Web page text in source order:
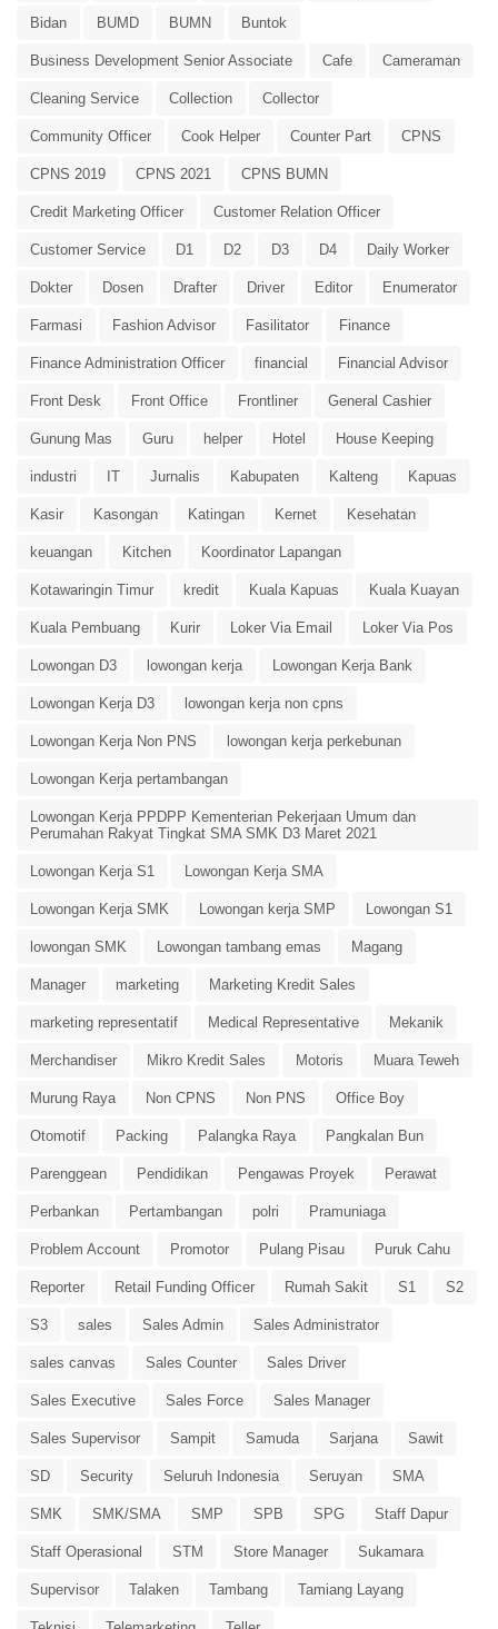
Bidan BUMD BUMN Buntok
Business Development Senior Associate Cafe Cameraman
Cleaning Service Collection Collector
Community Officer Cook Helper Counter Part CPNS
CPNS 2019 CPNS 2021 CPNS BUMN
Credit Marketing Officer Customer Relation Officer
Customer Service D1 D2 D3 D4 Daily Worker
Dokter Dosen Drafter Driver Editor Enumerator
Farmasi Fashion Advisor Fasilitator Finance
Finance Administration Officer financial Financial Advisor
Front Desk Front Office Frontliner General Cashier
Gunung Mas Guru helper Hotel House Keeping
industri IT Jurnalis Kabupaten Kalteng Kapuas
Kasir Kasongan Katingan Kernet Kesehatan
keuangan Kitchen Koordinator Lapangan
Kotawaringin Timur kredit Kuala Kapuas Kuala Kuayan
Kuala Pembuang Kurir Loker Via Email Loker Via Pos
Lowongan D3 lowongan kerja Lowongan Kerja Bank
Lowongan Kerja D3 lowongan kerja non cpns
Lowongan Kerja Non PNS lowongan kerja perkebunan
Lowongan Kerja pertambangan
Lowongan Kerja PPDPP Kementerian Pekerjaan Umum dan
Perumahan Rakyat Tingkat SMA SMK D3 Maret 2021
Lowongan Kerja S1 Lowongan Kerja SMA
Lowongan Kerja SMK Lowongan kerja SMP Lowongan S1
lowongan SMK Lowongan tambang emas Magang
Manager marketing Marketing Kredit Sales
marketing representatif Medical Representative Mekanik
Merchandiser Mikro Kredit Sales Motoris Muara Teweh
Murung Raya Non CPNS Non PNS Office Boy
Otomotif Packing Palangka Raya Pangkalan Bun
Parenggean Pendidikan Pengawas Proyek Perawat
Perbankan Pertambangan polri Pramuniaga
Problem Account Promotor Pulang Pisau Puruk Cahu
Reporter Retail Funding Officer Rumah Sakit S1 S2
S3 sales Sales Admin Sales Administrator
sales canvas Sales Counter Sales Driver
Sales Executive Sales Force Sales Manager
Sales Supervisor Sampit Samuda Sarjana Sawit
SD Security Seluruh Indonesia Seruyan SMA
SMK SMK/SMA SMP SPB SPG Staff Dapur
Staff Operasional STM Store Manager Sukamara
Supervisor Talaken Tambang Tamiang Layang